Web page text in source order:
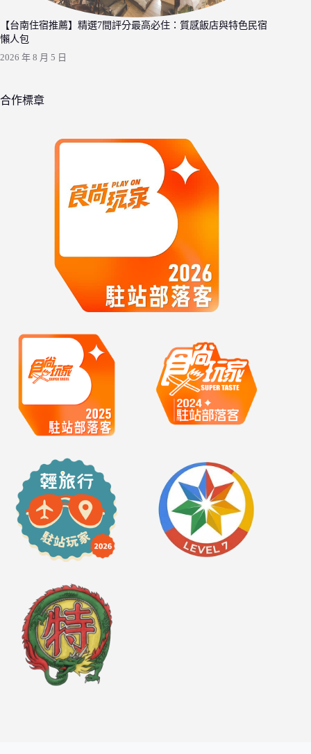
【台南住宿推薦】精選7間評分最高必住：質感飯店與特色民宿
懶人包
2026 年 8 月 5 日
合作標章